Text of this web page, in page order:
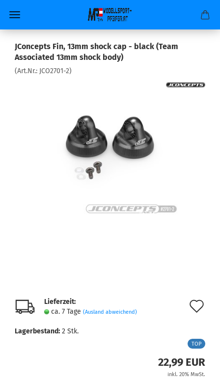
JConcepts Fin, 13mm shock cap - black (Team
Associated 13mm shock body)
(Art.Nr.: JCO2701-2)
Lieferzeit:
ca. 7 Tage (Ausland abweichend)
Lagerbestand: 2 Stk.
TOP
22,99 EUR
inkl. 20% MwSt.